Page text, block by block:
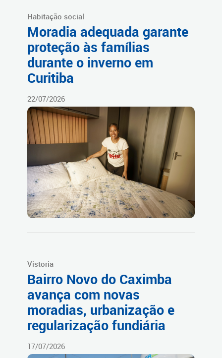
Habitação social
Moradia adequada garante
proteção às famílias
durante o inverno em
Curitiba
22/07/2026
Vistoria
Bairro Novo do Caximba
avança com novas
moradias, urbanização e
regularização fundiária
17/07/2026